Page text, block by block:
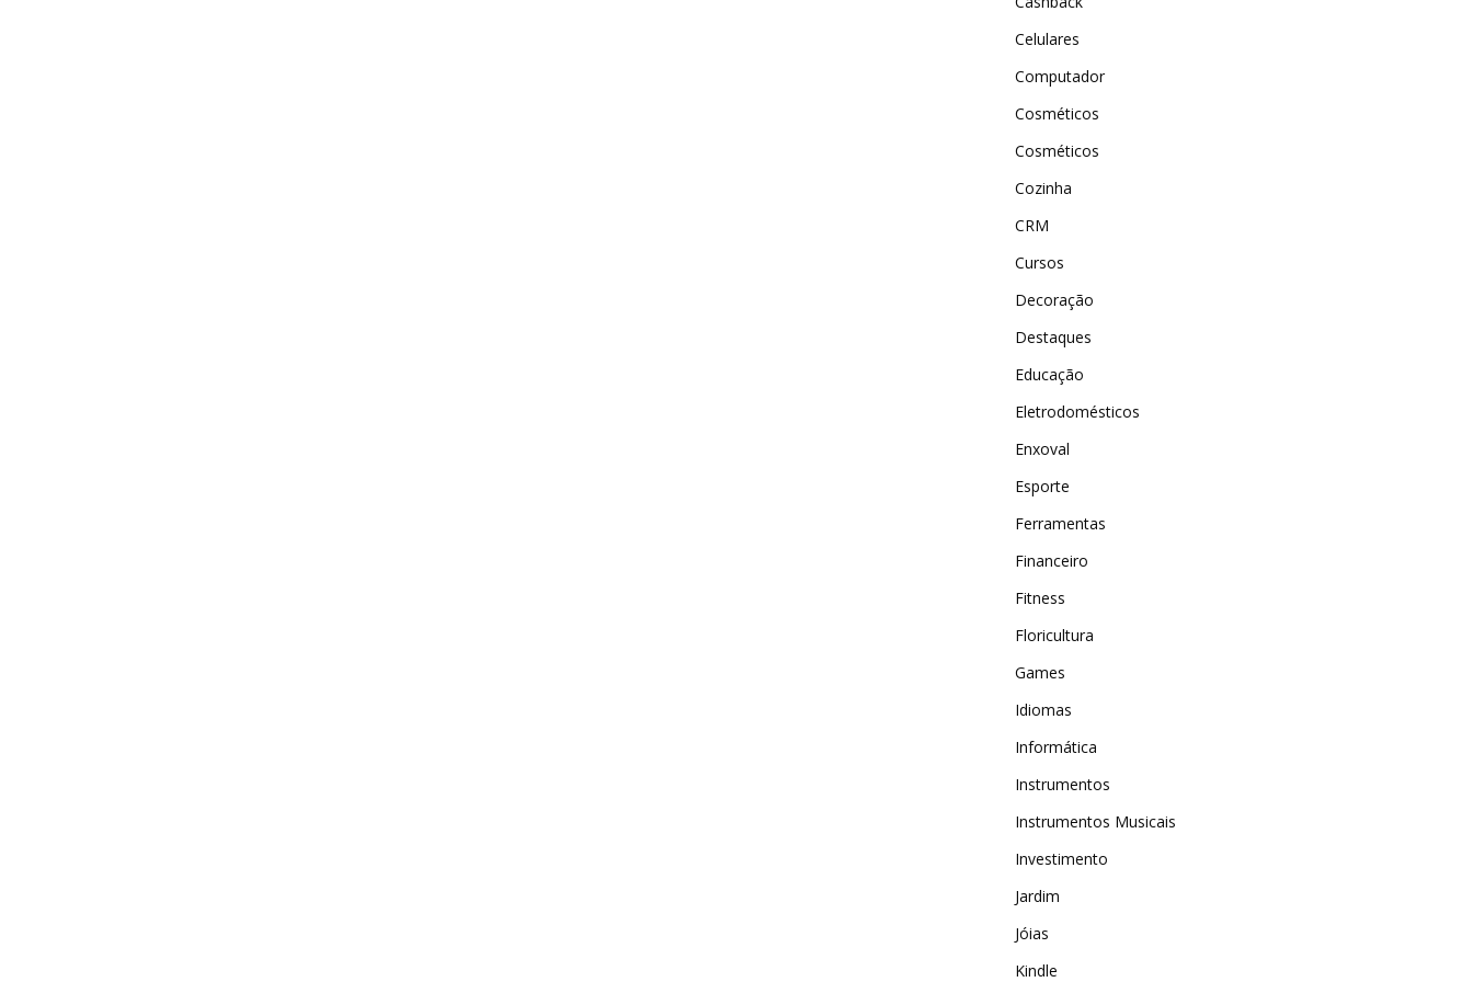
Celulares
Computador
Cosméticos
Cosméticos
Cozinha
CRM
Cursos
Decoração
Destaques
Educação
Eletrodomésticos
Enxoval
Esporte
Ferramentas
Financeiro
Fitness
Floricultura
Games
Idiomas
Informática
Instrumentos
Instrumentos Musicais
Investimento
Jardim
Jóias
Kindle